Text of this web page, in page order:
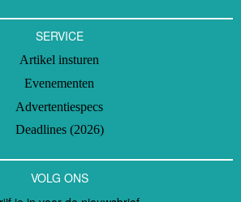
SERVICE
Artikel insturen
Evenementen
Advertentiespecs
Deadlines (2026)
VOLG ONS